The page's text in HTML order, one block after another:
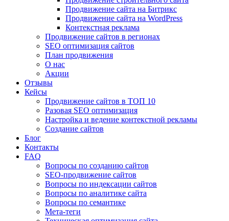
Продвижение сайта на Битрикс
Продвижение сайта на WordPress
Контекстная реклама
Продвижение сайтов в регионах
SEO оптимизация сайтов
План продвижения
О нас
Акции
Отзывы
Кейсы
Продвижение сайтов в ТОП 10
Разовая SEO оптимизация
Настройка и ведение контекстной рекламы
Создание сайтов
Блог
Контакты
FAQ
Вопросы по созданию сайтов
SEO-продвижение сайтов
Вопросы по индексации сайтов
Вопросы по аналитике сайта
Вопросы по семантике
Мета-теги